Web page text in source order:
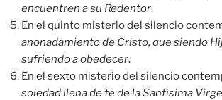
encuentren a su Redentor.
En el quinto misterio del silencio
anonadamiento de Cristo, que siendo
sufriendo a obedecer.
En el sexto misterio del silencio
soledad llena de fe de la Santísima